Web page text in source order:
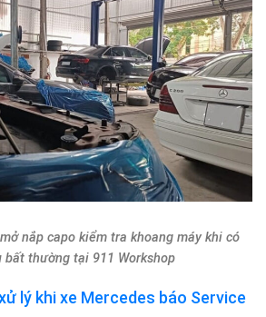
nắp capo kiểm tra khoang máy khi có
bất thường tại 911 Workshop
lý khi xe Mercedes báo Service